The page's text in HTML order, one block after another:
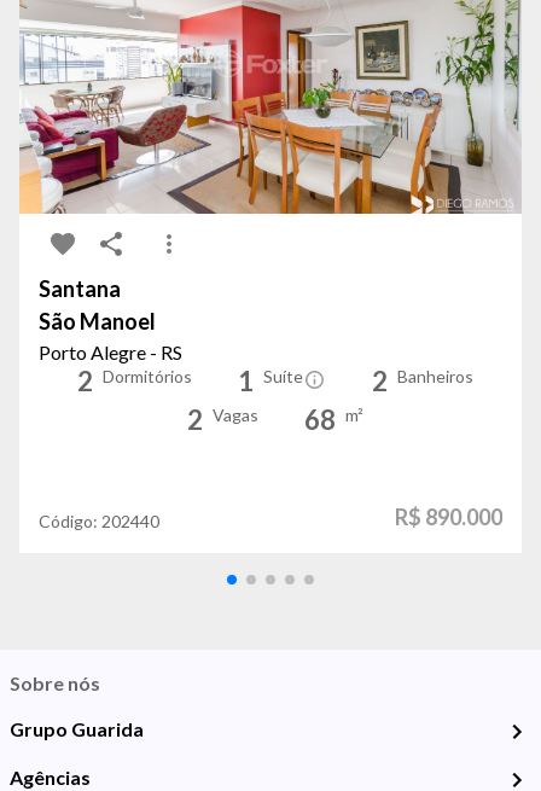
Santana
São Manoel
Porto Alegre - RS
2 Dormitórios 1 Suíte 2 Banheiros
2 Vagas 68 m²
Código: 202440 R$ 890.000
Sobre nós
Grupo Guarida
Agências